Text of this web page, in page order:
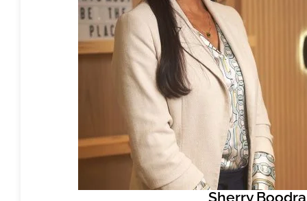
Sherry